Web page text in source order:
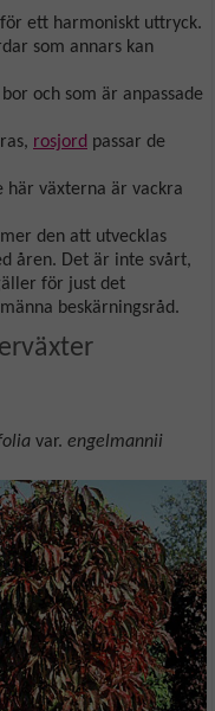
ett harmoniskt uttryck.
som annars kan
och som är anpassade
rosjord passar de
här växterna är vackra
den att utvecklas
åren. Det är inte svårt,
för just det
beskärningsråd.
var. engelmannii